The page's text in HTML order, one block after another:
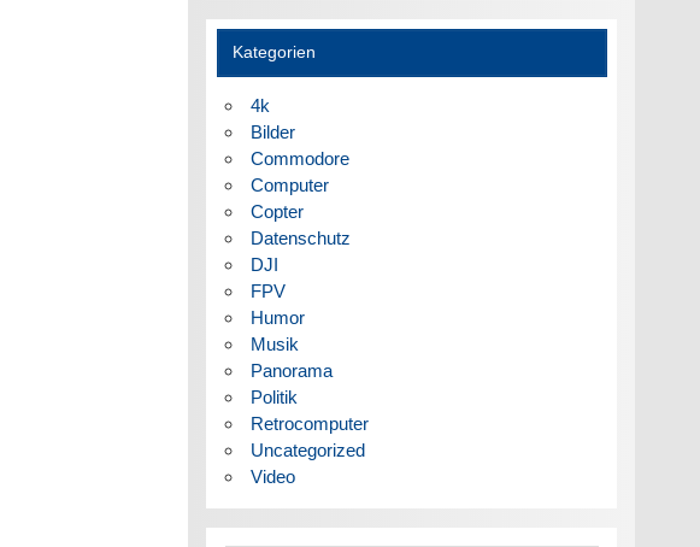
Kategorien
4k
Bilder
Commodore
Computer
Copter
Datenschutz
DJI
FPV
Humor
Musik
Panorama
Politik
Retrocomputer
Uncategorized
Video